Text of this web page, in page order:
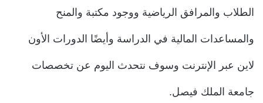
الطلاب والمرافق الرياضية ووجود مكتبة والمنح
والمساعدات المالية في الدراسة وأيضًا الدورات الأون
لاين عبر الإنترنت وسوف نتحدث اليوم عن تخصصات
جامعة الملك فيصل.